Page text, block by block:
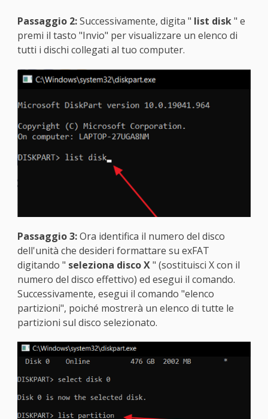
Passaggio 2:Successivamente, digita " list disk" e
premi il tasto "Invio" per visualizzare un elenco di
tutti i dischi collegati al tuo computer.
Passaggio 3:Ora identifica il numero del disco
dell'unità che desideri formattare su exFAT
digitando " seleziona disco X" (sostituisci X con il
numero del disco effettivo) ed esegui il comando.
Successivamente, esegui il comando "elenco
partizioni", poiché mostrerà un elenco di tutte le
partizioni sul disco selezionato.